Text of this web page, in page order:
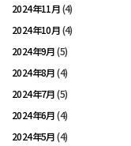
2024年11月(4)
2024年10月(4)
2024年9月(5)
2024年8月(4)
2024年7月(5)
2024年6月(4)
2024年5月(4)